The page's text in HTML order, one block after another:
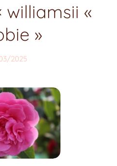
williamsii «
»
2025